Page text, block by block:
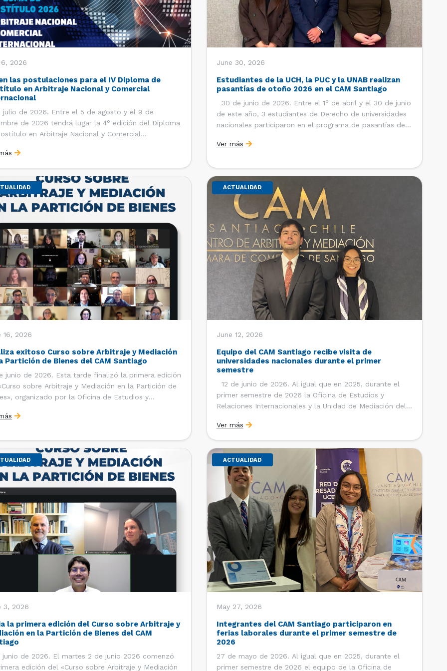
2026
las postulaciones para el IV Diploma de
en Arbitraje Nacional y Comercial
julio de 2026. Entre el 5 de agosto y el 9 de
de 2026 tendrá lugar la 4° edición del Diploma
en Arbitraje Nacional y Comercial
Internacional de la Facultad de Derecho de la
de Chile y […]
June 30, 2026
Estudiantes de la UCH, la PUC y la UNAB realizan
pasantías de otoño 2026 en el CAM Santiago
30 de junio de 2026. Entre el 1° de abril y el 30 de junio
de este año, 3 estudiantes de Derecho de universidades
nacionales participaron en el programa de pasantías del
Comercio de Santiago (CCS). Así, se realizaron […]
Ver más
16, 2026
exitoso Curso sobre Arbitraje y Mediación
Partición de Bienes del CAM Santiago
junio de 2026. Esta tarde finalizó la primera edición
sobre Arbitraje y Mediación en la Partición de
organizado por la Oficina de Estudios y
(CAM) de la Cámara de Comercio de Santiago
ACTUALIDAD
June 12, 2026
Equipo del CAM Santiago recibe visita de
universidades nacionales durante el primer
semestre
12 de junio de 2026. Al igual que en 2025, durante el
primer semestre de 2026 la Oficina de Estudios y
Relaciones Internacionales y la Unidad de Mediación del
Comercio de Santiago (CCS) han recibido la visita de
estudiantes de […]
Ver más
3, 2026
la primera edición del Curso sobre Arbitraje y
en la Partición de Bienes del CAM
junio de 2026. El martes 2 de junio 2026 comenzó
edición del «Curso sobre Arbitraje y Mediación
ACTUALIDAD
May 27, 2026
Integrantes del CAM Santiago participaron en
ferias laborales durante el primer semestre de
2026
27 de mayo de 2026. Al igual que en 2025, durante el
primer semestre de 2026 el equipo de la Oficina de